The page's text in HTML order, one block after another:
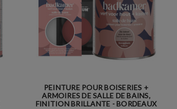
PEINTURE POUR BOISERIES +
ARMOIRES DE SALLE DE BAINS,
FINITION BRILLANTE - BORDEAUX